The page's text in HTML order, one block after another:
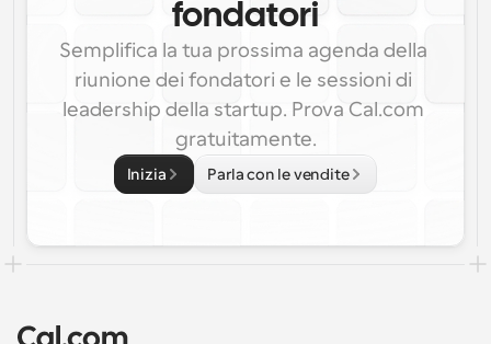
fondatori
Semplifica la tua prossima agenda della
riunione dei fondatori e le sessioni di
leadership della startup. Prova Cal.com
gratuitamente.
Inizia Parla con le vendite